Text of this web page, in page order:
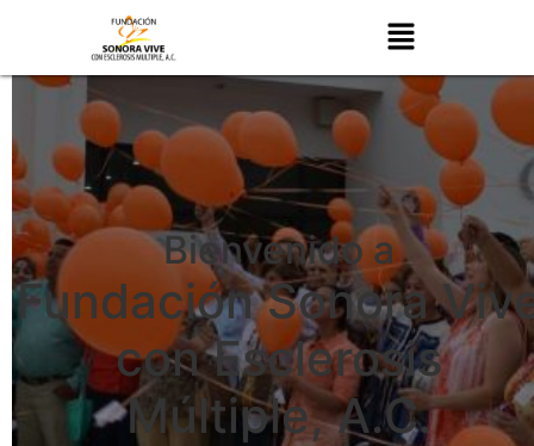
Bienvenido a
Fundación Sonora
con Esclerosis
Múltiple, A.C.